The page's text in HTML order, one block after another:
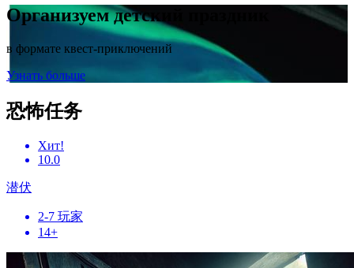
Организуем детский праздник
в формате квест-приключений
Узнать больше
恐怖任务
Хит!
10.0
潜伏
2-7 玩家
14+